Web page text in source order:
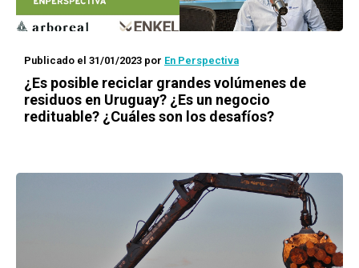
Publicado el 31/01/2023 por En Perspectiva
¿Es posible reciclar grandes volúmenes de
residuos en Uruguay? ¿Es un negocio
redituable? ¿Cuáles son los desafíos?